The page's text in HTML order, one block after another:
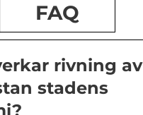
FAQ
rivning av
stadens